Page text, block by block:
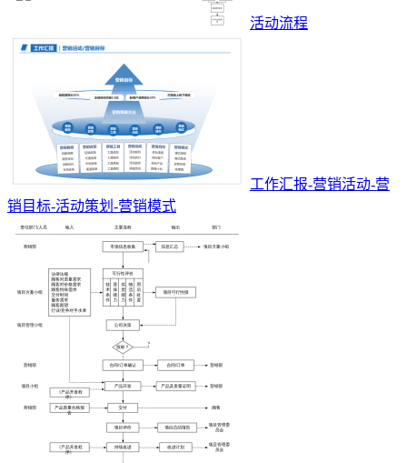
活动流程
工作汇报-营销活动-营
销目标-活动策划-营销模式